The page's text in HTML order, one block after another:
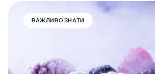
ВАЖЛИВО ЗНАТИ